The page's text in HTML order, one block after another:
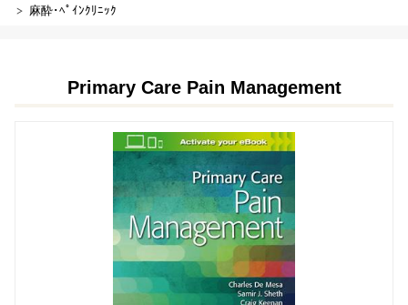
麻酔･ﾍﾟｲﾝｸﾘﾆｯｸ
Primary Care Pain Management